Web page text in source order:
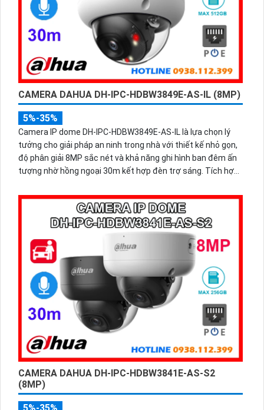
CAMERA DAHUA DH-IPC-HDBW3849E-AS-IL (8MP)
5%-35%
Camera IP dome DH-IPC-HDBW3849E-AS-IL là lựa chọn lý
tưởng cho giải pháp an ninh trong nhà với thiết kế nhỏ gọn,
độ phân giải 8MP sắc nét và khả năng ghi hình ban đêm ấn
tượng nhờ hồng ngoại 30m kết hợp đèn trợ sáng. Tích hợp
thông minh giúp phân biệt chính xác người và phương tiện
hỗ trợ POE, giảm thiểu báo động giả hiệu quả.
CAMERA DAHUA DH-IPC-HDBW3841E-AS-S2
(8MP)